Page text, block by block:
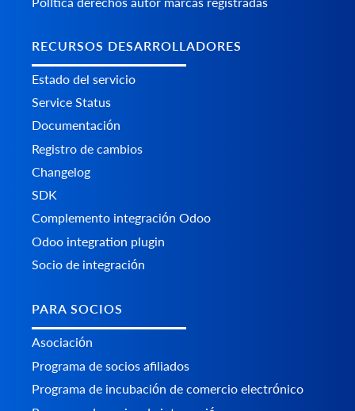
RECURSOS DESARROLLADORES
Estado del servicio
Service Status
Documentación
Registro de cambios
Changelog
SDK
Complemento integración Odoo
Odoo integration plugin
Socio de integración
PARA SOCIOS
Asociación
Programa de socios afiliados
Programa de incubación de comercio electrónico